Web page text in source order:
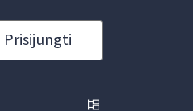
Prisijungti